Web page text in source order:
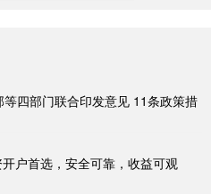
四部门联合印发意见 11条政策措
户首选，安全可靠，收益可观